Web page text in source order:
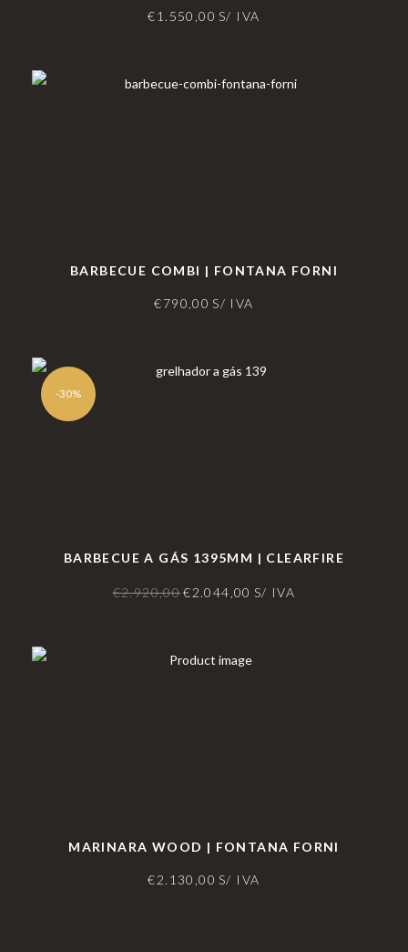
€1.550,00 S/ IVA
BARBECUE COMBI | FONTANA FORNI
€790,00 S/ IVA
-30%
BARBECUE A GÁS 1395MM | CLEARFIRE
€2.920,00€2.044,00 S/ IVA
MARINARA WOOD | FONTANA FORNI
€2.130,00 S/ IVA